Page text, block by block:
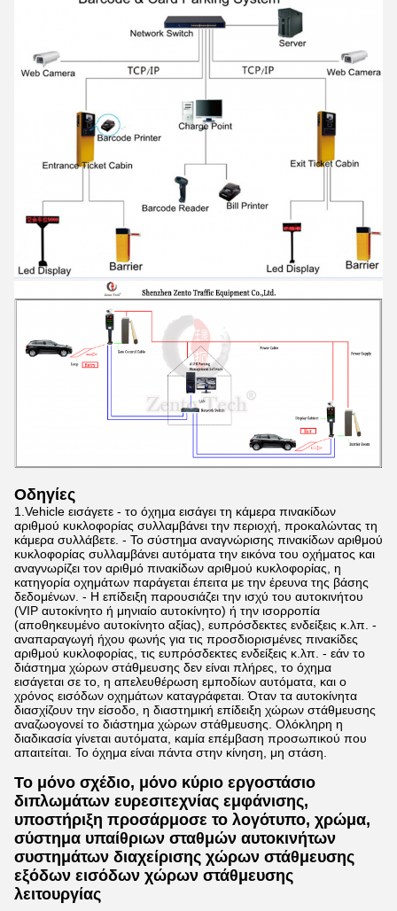
Οδηγίες
1.Vehicle εισάγετε - το όχημα εισάγει τη κάμερα πινακίδων
αριθμού κυκλοφορίας συλλαμβάνει την περιοχή, προκαλώντας τη
κάμερα συλλάβετε. - Το σύστημα αναγνώρισης πινακίδων αριθμού
κυκλοφορίας συλλαμβάνει αυτόματα την εικόνα του οχήματος και
αναγνωρίζει τον αριθμό πινακίδων αριθμού κυκλοφορίας, η
κατηγορία οχημάτων παράγεται έπειτα με την έρευνα της βάσης
δεδομένων. - Η επίδειξη παρουσιάζει την ισχύ του αυτοκινήτου
(VIP αυτοκίνητο ή μηνιαίο αυτοκίνητο) ή την ισορροπία
(αποθηκευμένο αυτοκίνητο αξίας), ευπρόσδεκτες ενδείξεις κ.λπ. -
αναπαραγωγή ήχου φωνής για τις προσδιορισμένες πινακίδες
αριθμού κυκλοφορίας, τις ευπρόσδεκτες ενδείξεις κ.λπ. - εάν το
διάστημα χώρων στάθμευσης δεν είναι πλήρες, το όχημα
εισάγεται σε το, η απελευθέρωση εμποδίων αυτόματα, και ο
χρόνος εισόδων οχημάτων καταγράφεται. Όταν τα αυτοκίνητα
διασχίζουν την είσοδο, η διαστημική επίδειξη χώρων στάθμευσης
αναζωογονεί το διάστημα χώρων στάθμευσης. Ολόκληρη η
διαδικασία γίνεται αυτόματα, καμία επέμβαση προσωπικού που
απαιτείται. Το όχημα είναι πάντα στην κίνηση, μη στάση.
Το μόνο σχέδιο, μόνο κύριο εργοστάσιο
διπλωμάτων ευρεσιτεχνίας εμφάνισης,
υποστήριξη προσάρμοσε το λογότυπο, χρώμα,
σύστημα υπαίθριων σταθμών αυτοκινήτων
συστημάτων διαχείρισης χώρων στάθμευσης
εξόδων εισόδων χώρων στάθμευσης
λειτουργίας